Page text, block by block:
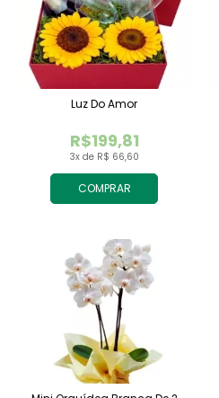
COMPRAR
3x de R$ 66,60
R$199,81
Luz Do Amor